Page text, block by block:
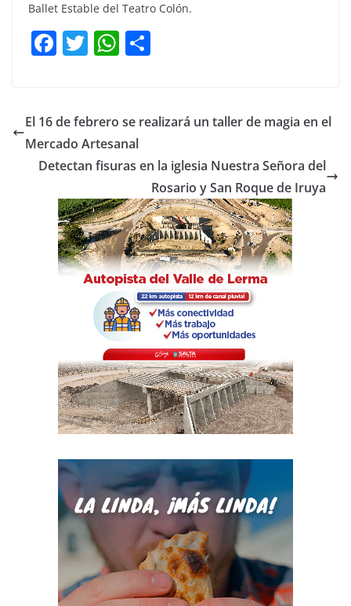
Ballet Estable del Teatro Colón.
F
e
b
o
o
k
T
er
W
s
A
p
p
p
tir
El 16 de febrero se realizará un taller de magia en el
Mercado Artesanal
Detectan fisuras en la iglesia Nuestra Señora del
Rosario y San Roque de Iruya